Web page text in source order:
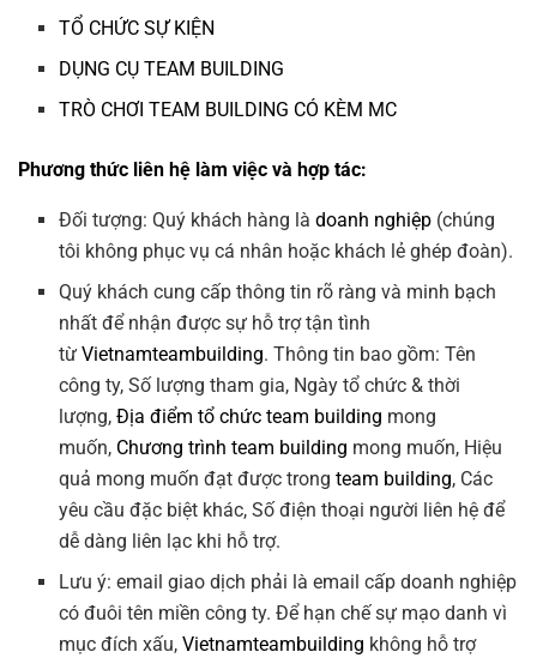
TỔ CHỨC SỰ KIỆN
DỤNG CỤ TEAM BUILDING
TRÒ CHƠI TEAM BUILDING CÓ KÈM MC
Phương thức liên hệ làm việc và hợp tác:
Đối tượng: Quý khách hàng làdoanh nghiệp (chúng
tôi không phục vụ cá nhân hoặc khách lẻ ghép đoàn).
Quý khách cung cấp thông tin rõ ràng và minh bạch
nhất để nhận được sự hỗ trợ tận tình
từVietnamteambuilding. Thông tin bao gồm: Tên
công ty, Số lượng tham gia, Ngày tổ chức & thời
lượng,Địa điểm tổ chức team building mong
muốn, Chương trình team building mong muốn, Hiệu
quả mong muốn đạt được trongteam building, Các
yêu cầu đặc biệt khác, Số điện thoại người liên hệ để
dễ dàng liên lạc khi hỗ trợ.
Lưu ý: email giao dịch phải là email cấp doanh nghiệp
có đuôi tên miền công ty. Để hạn chế sự mạo danh vì
mục đích xấu,Vietnamteambuilding không hỗ trợ